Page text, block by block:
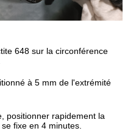
648 sur la circonférence
à 5 mm de l'extrémité
positionner rapidement la
fixe en 4 minutes.